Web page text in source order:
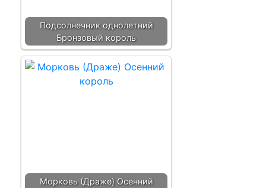
Подсолнечник однолетний
Бронзовый король
Морковь (Драже) Осенний